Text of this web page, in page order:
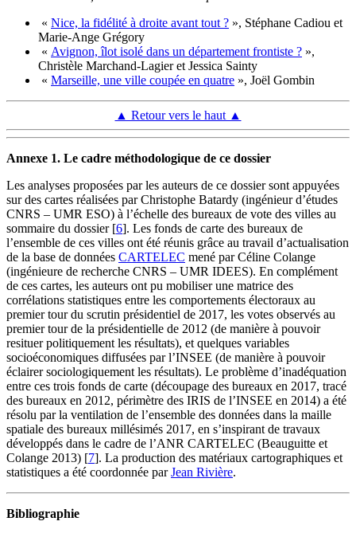
« Nice, la fidélité à droite avant tout ? », Stéphane Cadiou et
Marie‑Ange Grégory
« Avignon, îlot isolé dans un département frontiste ? »,
Christèle Marchand‑Lagier et Jessica Sainty
« Marseille, une ville coupée en quatre », Joël Gombin
▲ Retour vers le haut ▲
Annexe 1. Le cadre méthodologique de ce dossier
Les analyses proposées par les auteurs de ce dossier sont appuyées
sur des cartes réalisées par Christophe Batardy (ingénieur d’études
CNRS – UMR ESO) à l’échelle des bureaux de vote des villes au
sommaire du dossier[6]. Les fonds de carte des bureaux de
l’ensemble de ces villes ont été réunis grâce au travail d’actualisation
de la base de données CARTELEC mené par Céline Colange
(ingénieure de recherche CNRS – UMR IDEES). En complément
de ces cartes, les auteurs ont pu mobiliser une matrice des
corrélations statistiques entre les comportements électoraux au
premier tour du scrutin présidentiel de 2017, les votes observés au
premier tour de la présidentielle de 2012 (de manière à pouvoir
resituer politiquement les résultats), et quelques variables
socioéconomiques diffusées par l’INSEE (de manière à pouvoir
éclairer sociologiquement les résultats). Le problème d’inadéquation
entre ces trois fonds de carte (découpage des bureaux en 2017, tracé
des bureaux en 2012, périmètre des IRIS de l’INSEE en 2014) a été
résolu par la ventilation de l’ensemble des données dans la maille
spatiale des bureaux millésimés 2017, en s’inspirant de travaux
développés dans le cadre de l’ANR CARTELEC (Beauguitte et
Colange 2013) [7]. La production des matériaux cartographiques et
statistiques a été coordonnée parJean Rivière.
Bibliographie